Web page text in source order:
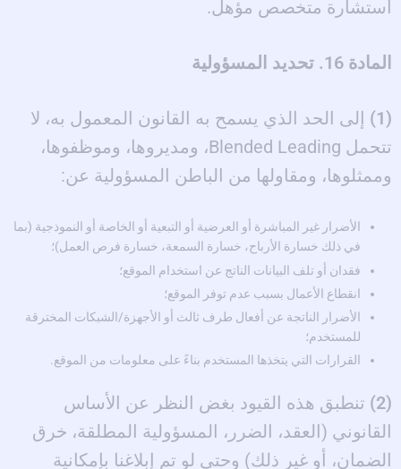
استشارة متخصص مؤهل.
المادة 16. تحديد المسؤولية
(1)
إلى الحد الذي يسمح به القانون المعمول به، لا
تتحمل Blended Leading، ومديروها، وموظفوها،
وممثلوها، ومقاولها من الباطن المسؤولية عن:
الأضرار غير المباشرة أو العرضية أو التبعية أو الخاصة أو النموذجية (بما
في ذلك خسارة الأرباح، خسارة السمعة، خسارة فرص العمل)؛
فقدان أو تلف البيانات الناتج عن استخدام الموقع؛
انقطاع الأعمال بسبب عدم توفر الموقع؛
الأضرار الناتجة عن أفعال طرف ثالث أو الأجهزة/الشبكات المخترقة
للمستخدم؛
القرارات التي يتخذها المستخدم بناءً على معلومات من الموقع.
(2)
تنطبق هذه القيود بغض النظر عن الأساس
القانوني (العقد، الضرر، المسؤولية المطلقة، خرق
الضمان، أو غير ذلك) وحتى لو تم إبلاغنا بإمكانية